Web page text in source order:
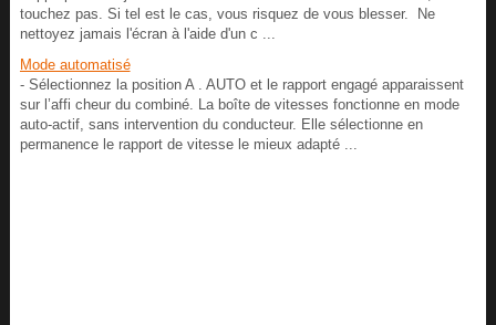
touchez pas. Si tel est le cas, vous risquez de vous blesser. Ne
nettoyez jamais l'écran à l'aide d'un c ...
Mode automatisé
- Sélectionnez la position A . AUTO et le rapport engagé apparaissent
sur l’affi cheur du combiné. La boîte de vitesses fonctionne en mode
auto-actif, sans intervention du conducteur. Elle sélectionne en
permanence le rapport de vitesse le mieux adapté ...